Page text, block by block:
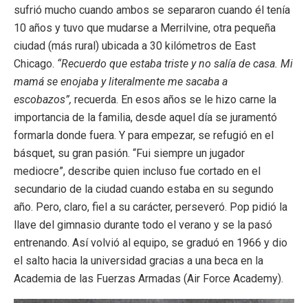
sufrió mucho cuando ambos se separaron cuando él tenía
10 años y tuvo que mudarse a Merrilvine, otra pequeña
ciudad (más rural) ubicada a 30 kilómetros de East
Chicago. “Recuerdo que estaba triste y no salía de casa. Mi
mamá se enojaba y literalmente me sacaba a
escobazos”, recuerda. En esos años se le hizo carne la
importancia de la familia, desde aquel día se juramentó
formarla donde fuera. Y para empezar, se refugió en el
básquet, su gran pasión. “Fui siempre un jugador
mediocre”, describe quien incluso fue cortado en el
secundario de la ciudad cuando estaba en su segundo
año. Pero, claro, fiel a su carácter, perseveró. Pop pidió la
llave del gimnasio durante todo el verano y se la pasó
entrenando. Así volvió al equipo, se graduó en 1966 y dio
el salto hacia la universidad gracias a una beca en la
Academia de las Fuerzas Armadas (Air Force Academy).